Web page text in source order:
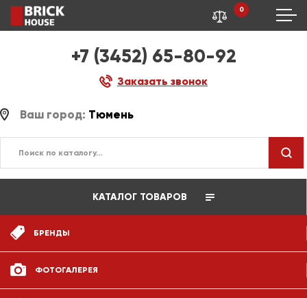
+7 (3452) 65-80-92
Заказать звонок
0
Ваш город: Тюмень
КАТАЛОГ ТОВАРОВ
БРЕНДЫ
ФОТОГАЛЕРЕЯ